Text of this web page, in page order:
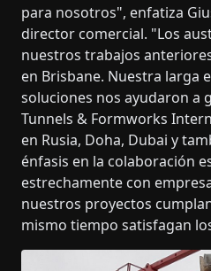
para nosotros", enfatiza
director comercial. "Los
nuestros trabajos
en Brisbane. Nuestra larga
soluciones nos ayudaron a
Tunnels & Formworks
en Rusia, Doha, Dubai y
énfasis en la colaboración
estrechamente con
nuestros proyectos
mismo tiempo satisfagan